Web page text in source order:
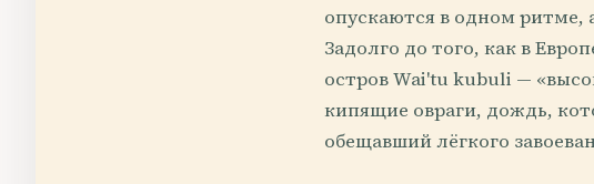
опускаются в одном ритме,
Задолго до того, как в
остров Wai'tu kubuli —
кипящие овраги, дождь,
обещавший лёгкого